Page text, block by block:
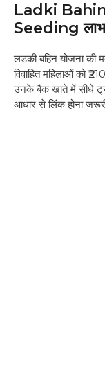
Ladki
Seeding लाभ
लडकी बहिन योजना की
विवाहित महिलाओं को
उनके बैंक खाते में सीधे
आधार से लिंक होना